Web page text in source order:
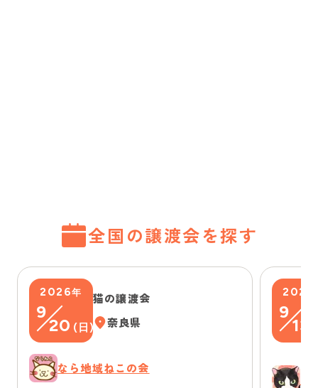
全国の譲渡会を探す
2026年
9
20 ( 日 )
猫の譲渡会
奈良県
なら地域ねこの会
2026
9
13
ゆ